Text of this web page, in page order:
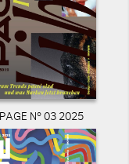
PAGE N° 03 2025